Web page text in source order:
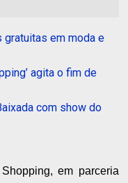
gratuitas em moda e
agita o fim de
com show do
em parceria